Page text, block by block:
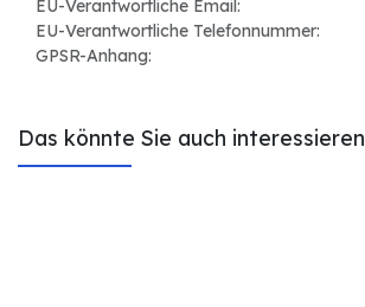
EU-Verantwortliche Email:
EU-Verantwortliche Telefonnummer:
GPSR-Anhang:
Das könnte Sie auch interessieren